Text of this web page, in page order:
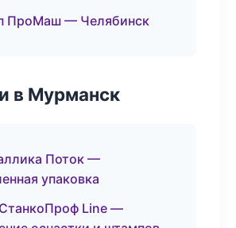
ПроМаш — Челябинск
в Мурманск
Поток —
упаковка
Line —